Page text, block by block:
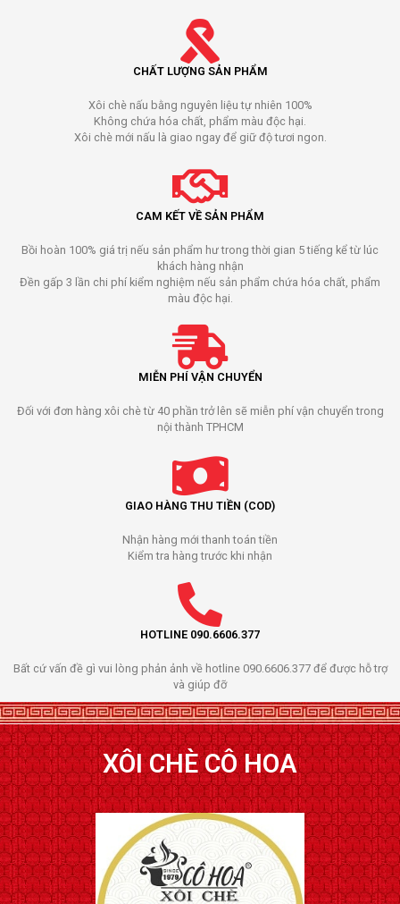
CHẤT LƯỢNG SẢN PHẨM
Xôi chè nấu bằng nguyên liệu tự nhiên 100%
Không chứa hóa chất, phẩm màu độc hại.
Xôi chè mới nấu là giao ngay để giữ độ tươi ngon.
CAM KẾT VỀ SẢN PHẨM
Bồi hoàn 100% giá trị nếu sản phẩm hư trong thời gian 5 tiếng kể từ lúc
khách hàng nhận
Đền gấp 3 lần chi phí kiểm nghiệm nếu sản phẩm chứa hóa chất, phẩm
màu độc hại.
MIỄN PHÍ VẬN CHUYỂN
Đối với đơn hàng xôi chè từ 40 phần trở lên sẽ miễn phí vận chuyển trong
nội thành TPHCM
GIAO HÀNG THU TIỀN (COD)
Nhận hàng mới thanh toán tiền
Kiểm tra hàng trước khi nhận
HOTLINE 090.6606.377
Bất cứ vấn đề gì vui lòng phản ảnh về hotline 090.6606.377 để được hỗ trợ
và giúp đỡ
XÔI CHÈ CÔ HOA